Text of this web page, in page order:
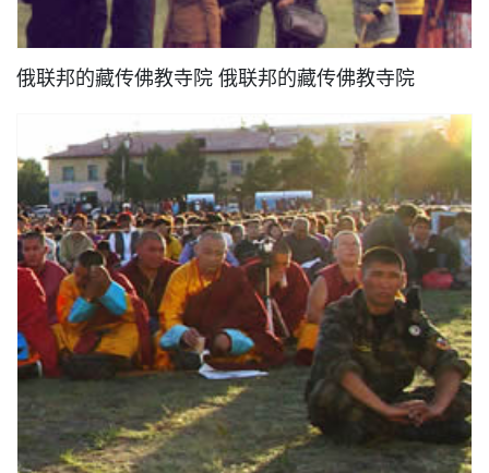
俄联邦的藏传佛教寺院 俄联邦的藏传佛教寺院